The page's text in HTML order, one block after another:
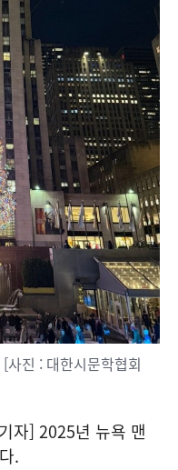
진 : 대한시문학협회
자] 2025년 뉴욕 맨
.